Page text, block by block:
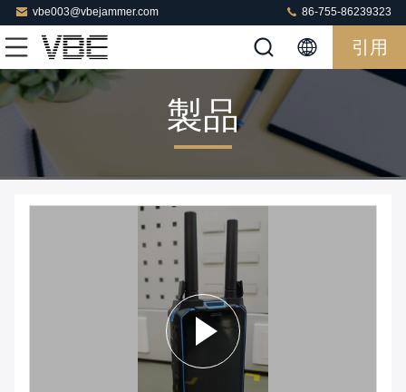
vbe003@vbejammer.com 86-755-86239323
引用
製品